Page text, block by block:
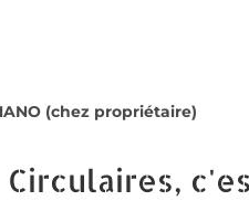
(chez propriétaire)